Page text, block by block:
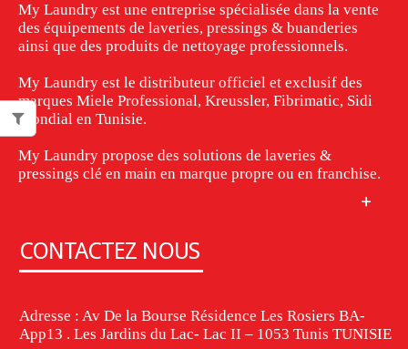
My Laundry est une entreprise spécialisée dans la vente
des équipements de laveries, pressings & buanderies
ainsi que des produits de nettoyage professionnels.
My Laundry est le distributeur officiel et exclusif des
marques Miele Professional, Kreussler, Fibrimatic, Sidi
Mondial en Tunisie.
My Laundry propose des solutions de laveries &
pressings clé en main en marque propre ou en franchise.
CONTACTEZ NOUS
Adresse : Av De la Bourse Résidence Les Rosiers BA-
App13 . Les Jardins du Lac- Lac II – 1053 Tunis TUNISIE